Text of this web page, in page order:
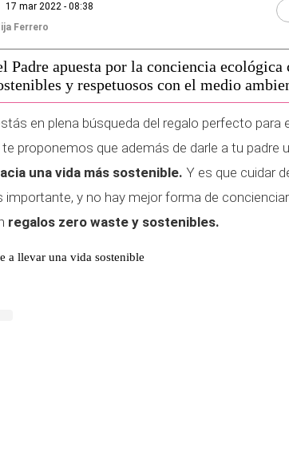
17 mar 2022 - 08:38
Ferrero
Padre apuesta por la conciencia ecológica
y respetuosos con el medio
en plena búsqueda del regalo perfecto para
proponemos que además de darle a tu padre
una vida más sostenible. Y es que cuidar
importante, y no hay mejor forma de
regalos zero waste y sostenibles.
a llevar una vida sostenible